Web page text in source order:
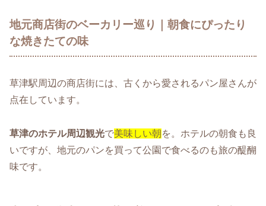
地元商店街のベーカリー巡り｜朝食にぴったり
な焼きたての味
草津駅周辺の商店街には、古くから愛されるパン屋さんが
点在しています。
草津のホテル周辺観光で美味しい朝を。ホテルの朝食も良
いですが、地元のパンを買って公園で食べるのも旅の醍醐
味です。